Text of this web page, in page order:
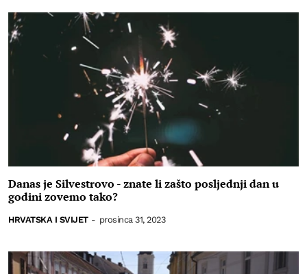
Danas je Silvestrovo - znate li zašto posljednji dan u
godini zovemo tako?
HRVATSKA I SVIJET - prosinca 31, 2023